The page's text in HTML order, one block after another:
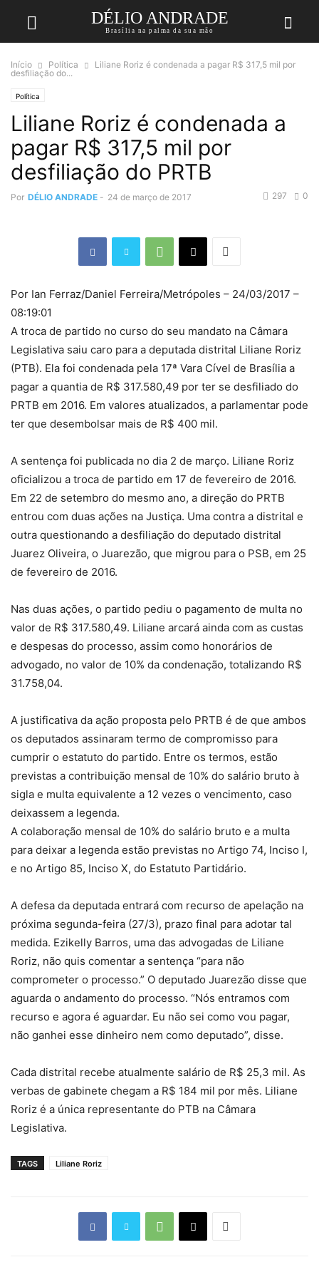
DÉLIO ANDRADE
Brasília na palma da sua mão
Início Política
Liliane Roriz é condenada a pagar R$ 317,5 mil por
desfiliação do...
Política
Liliane Roriz é condenada a
pagar R$ 317,5 mil por
desfiliação do PRTB
Por DÉLIO ANDRADE - 24 de março de 2017 0
297
Por Ian Ferraz/Daniel Ferreira/Metrópoles – 24/03/2017 –
08:19:01
A troca de partido no curso do seu mandato na Câmara
Legislativa saiu caro para a deputada distrital Liliane Roriz
(PTB). Ela foi condenada pela 17ª Vara Cível de Brasília a
pagar a quantia de R$ 317.580,49 por ter se desfiliado do
PRTB em 2016. Em valores atualizados, a parlamentar pode
ter que desembolsar mais de R$ 400 mil.
A sentença foi publicada no dia 2 de março. Liliane Roriz
oficializou a troca de partido em 17 de fevereiro de 2016.
Em 22 de setembro do mesmo ano, a direção do PRTB
entrou com duas ações na Justiça. Uma contra a distrital e
outra questionando a desfiliação do deputado distrital
Juarez Oliveira, o Juarezão, que migrou para o PSB, em 25
de fevereiro de 2016.
Nas duas ações, o partido pediu o pagamento de multa no
valor de R$ 317.580,49. Liliane arcará ainda com as custas
e despesas do processo, assim como honorários de
advogado, no valor de 10% da condenação, totalizando R$
31.758,04.
A justificativa da ação proposta pelo PRTB é de que ambos
os deputados assinaram termo de compromisso para
cumprir o estatuto do partido. Entre os termos, estão
previstas a contribuição mensal de 10% do salário bruto à
sigla e multa equivalente a 12 vezes o vencimento, caso
deixassem a legenda.
A colaboração mensal de 10% do salário bruto e a multa
para deixar a legenda estão previstas no Artigo 74, Inciso I,
e no Artigo 85, Inciso X, do Estatuto Partidário.
A defesa da deputada entrará com recurso de apelação na
próxima segunda-feira (27/3), prazo final para adotar tal
medida. Ezikelly Barros, uma das advogadas de Liliane
Roriz, não quis comentar a sentença “para não
comprometer o processo.” O deputado Juarezão disse que
aguarda o andamento do processo. “Nós entramos com
recurso e agora é aguardar. Eu não sei como vou pagar,
não ganhei esse dinheiro nem como deputado”, disse.
Cada distrital recebe atualmente salário de R$ 25,3 mil. As
verbas de gabinete chegam a R$ 184 mil por mês. Liliane
Roriz é a única representante do PTB na Câmara
Legislativa.
TAGS Liliane Roriz